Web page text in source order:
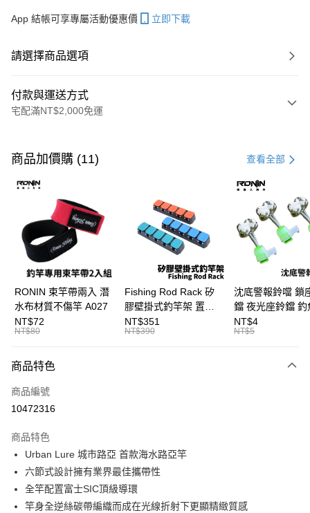
App 結帳可享專屬活動優惠價 立即下載
請選擇商品選項
付款與運送方式
宅配滿NT$2,000免運
信用卡一次付款
信用卡分期付款
3 期 0 利率 每期 21家銀行
合作金庫商業銀行
第一商業銀行
華南商業銀行
彰化商業銀行
上海商業儲蓄銀行
台北富邦商業銀行
國泰世華商業銀行
兆豐國際商業銀行
臺灣中小企業銀行
台中商業銀行
匯豐（台灣）商業銀行
華泰商業銀行
聯邦商業銀行
遠東國際商業銀行
元大商業銀行
台灣樂天信用卡公司
Apple Pay
街口支付
大哥付你分期
相關說明
2.付款方式選擇「大哥付你分期」，訂單成立後會自動跳轉到大哥付的交易
成交易。
4.訂單成立30分鐘內，如未前往確認交易或遇審核未通過，訂單將自動取
法說明評估內容。
【繳款方式說明】
1.分期款項不併入電信帳單，「大哥付你分期」於每月結算日後寄送繳費提
醒簡訊。
2.透過簡訊連結打開帳單後，可選擇「超商條碼／台灣大直營門市／銀行轉
帳／街口支付／iPASS MONEY」等通路繳費。
相關說明
AFTEE先享後付是「在收到商品之後才付款」的支付方式。 讓您購物簡單
便利好安心！
２．便利：只要手機號碼，簡訊認證，即可結帳。
【「AFTEE先享後付」結帳流程】
１．於結帳方式選擇「AFTEE先享後付」後，將跳轉至「AFTEE先享後付」
結帳頁面，進行簡訊認證並確認金額後，即可完成結帳。
２．訂單成立數日內，您將收到繳費通知簡訊。
ATM付款
運送方式
一般宅配（門市自取請勿下單，請聯繫客服）
每筆NT$100，滿NT$2,000(含以上)免運費
商品加價購 (11) 查看全部
RONIN 束竿帶兩入 潛
水布材質不傷竿 A027
NT$72
NT$80
Fishing Rod Rack 矽
膠壁掛式釣竿架 置竿
架 壁鎖式竿架 釣竿展
示架 T1086
NT$351
NT$390
沈底警報鈴噹 鎖
鐺 夜光座鈴鐺 釣
鐺 沉底鈴鐺 1入 可插
Ø4.5x37mm夜光
NT$4
NT$5
商品特色
商品編號
10472316
商品特色
Urban Lure 城市路亞 首款海水路亞竿
六節式設計擁有業界最佳攜帶性
全竿配置富士SIC頂級導環
竿身全逆絲碳帶編織而成在光線折射下更顯精緻質感